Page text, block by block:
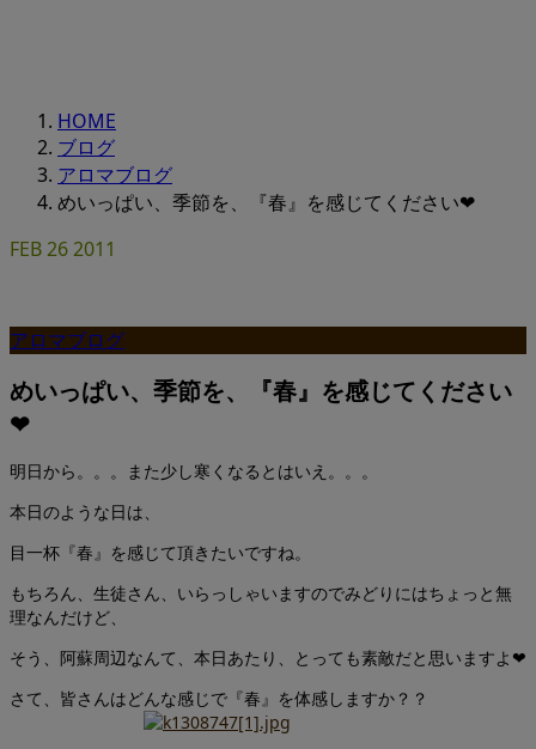
HOME
ブログ
アロマブログ
めいっぱい、季節を、『春』を感じてください❤
FEB262011
アロマブログ
めいっぱい、季節を、『春』を感じてください
❤
明日から。。。また少し寒くなるとはいえ。。。
本日のような日は、
目一杯『春』を感じて頂きたいですね。
もちろん、生徒さん、いらっしゃいますのでみどりにはちょっと無
理なんだけど、
そう、阿蘇周辺なんて、本日あたり、とっても素敵だと思いますよ❤
さて、皆さんはどんな感じで『春』を体感しますか？？